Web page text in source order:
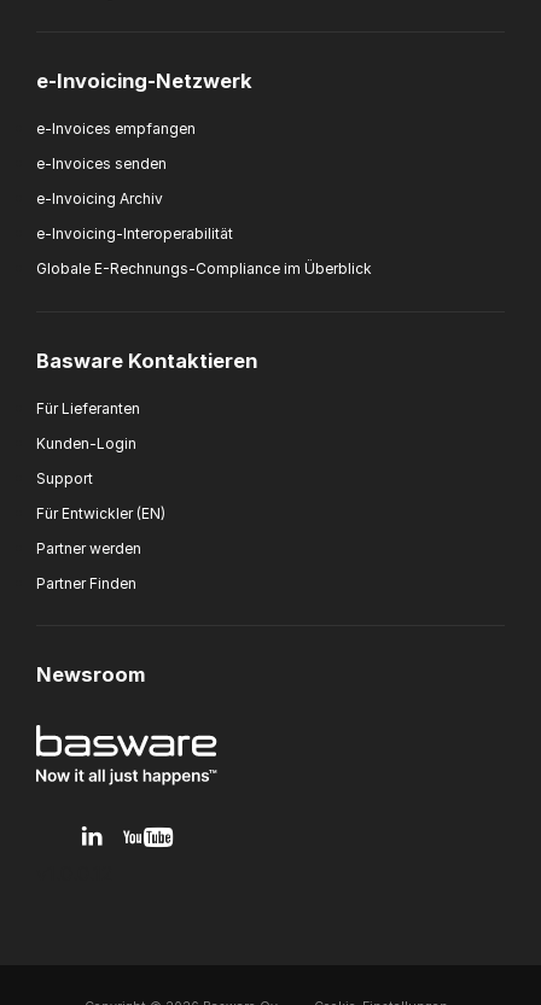
e-Invoicing-Netzwerk
e-Invoices empfangen
e-Invoices senden
e-Invoicing Archiv
e-Invoicing-Interoperabilität
Globale E-Rechnungs-Compliance im Überblick
Basware Kontaktieren
Für Lieferanten
Kunden-Login
Support
Für Entwickler (EN)
Partner werden
Partner Finden
Newsroom